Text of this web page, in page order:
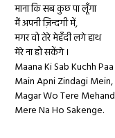
माना कि सब कुछ पा लूँगा
मैं अपनी ज़िन्दगी में,
मगर वो तेरे मेहँदी लगे हाथ
मेरे ना हो सकेंगे ।
Maana Ki Sab Kuchh
Main Apni Zindagi Mein,
Magar Wo Tere
Mere Na Ho Sakenge.